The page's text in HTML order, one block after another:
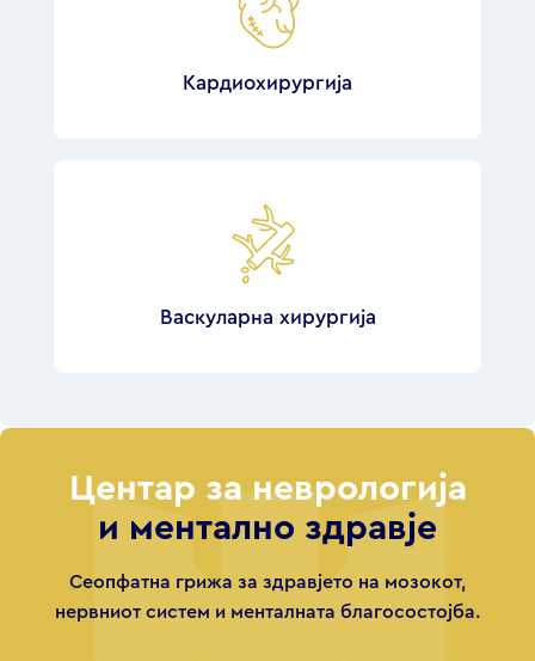
Кардиохирургија
Васкуларна хирургија
Центар за неврологија
и ментално здравје
Сеопфатна грижа за здравјето на мозокот,
нервниот систем и менталната благосостојба.